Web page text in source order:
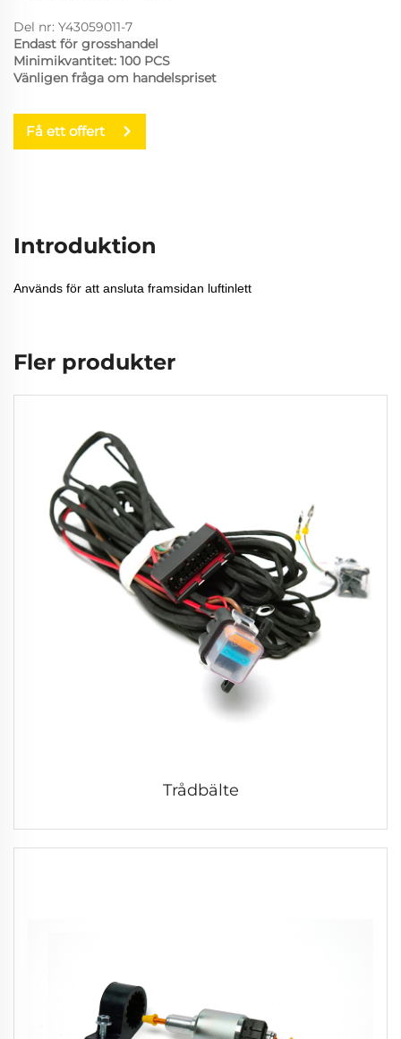
Del nr: Y43059011-7
Endast för grosshandel
Minimikvantitet: 100 PCS
Vänligen fråga om handelspriset
Få ett offert
Introduktion
Används för att ansluta framsidan luftinlett
Fler produkter
Trådbälte